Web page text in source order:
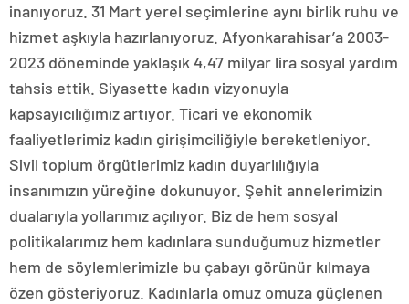
inanıyoruz. 31 Mart yerel seçimlerine aynı birlik ruhu ve
hizmet aşkıyla hazırlanıyoruz. Afyonkarahisar’a 2003-
2023 döneminde yaklaşık 4,47 milyar lira sosyal yardım
tahsis ettik. Siyasette kadın vizyonuyla
kapsayıcılığımız artıyor. Ticari ve ekonomik
faaliyetlerimiz kadın girişimciliğiyle bereketleniyor.
Sivil toplum örgütlerimiz kadın duyarlılığıyla
insanımızın yüreğine dokunuyor. Şehit annelerimizin
dualarıyla yollarımız açılıyor. Biz de hem sosyal
politikalarımız hem kadınlara sunduğumuz hizmetler
hem de söylemlerimizle bu çabayı görünür kılmaya
özen gösteriyoruz. Kadınlarla omuz omuza güçlenen